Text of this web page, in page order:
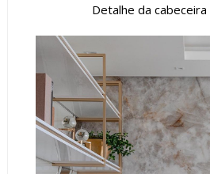
Detalhe da cabeceira